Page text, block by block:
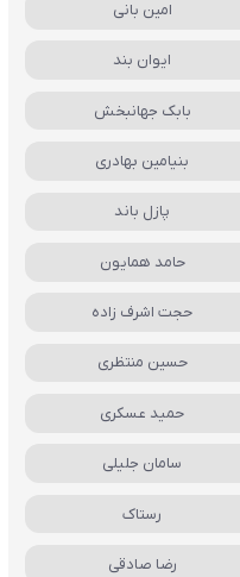
امین بانی
ایوان بند
بابک جهانبخش
بنیامین بهادری
پازل باند
حامد همایون
حجت اشرف زاده
حسین منتظری
حمید عسکری
سامان جلیلی
رستاک
رضا صادقی